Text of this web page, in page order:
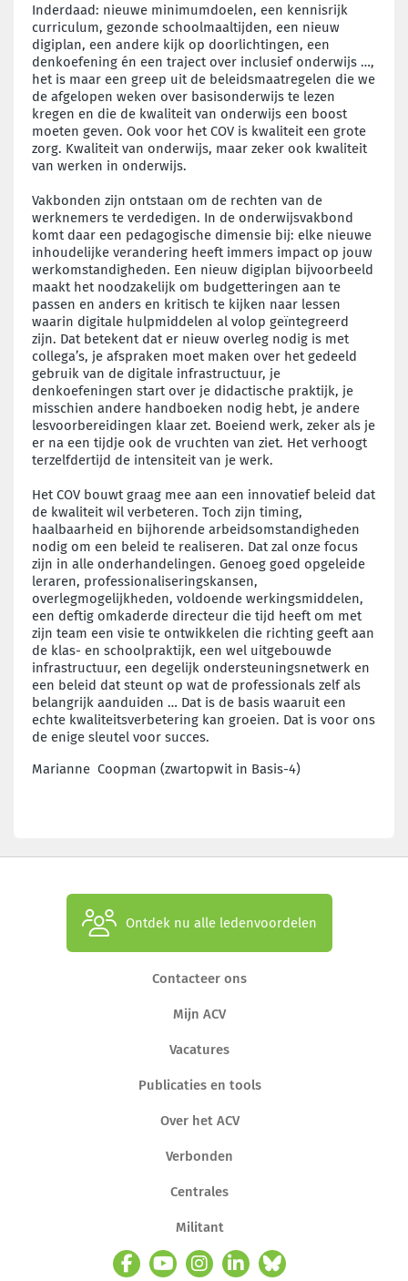
Inderdaad: nieuwe minimumdoelen, een kennisrijk
curriculum, gezonde schoolmaaltijden, een nieuw
digiplan, een andere kijk op doorlichtingen, een
denkoefening én een traject over inclusief onderwijs …,
het is maar een greep uit de beleidsmaatregelen die we
de afgelopen weken over basisonderwijs te lezen
kregen en die de kwaliteit van onderwijs een boost
moeten geven. Ook voor het COV is kwaliteit een grote
zorg. Kwaliteit van onderwijs, maar zeker ook kwaliteit
van werken in onderwijs.
Vakbonden zijn ontstaan om de rechten van de
werknemers te verdedigen. In de onderwijsvakbond
komt daar een pedagogische dimensie bij: elke nieuwe
inhoudelijke verandering heeft immers impact op jouw
werkomstandigheden. Een nieuw digiplan bijvoorbeeld
maakt het noodzakelijk om budgetteringen aan te
passen en anders en kritisch te kijken naar lessen
waarin digitale hulpmiddelen al volop geïntegreerd
zijn. Dat betekent dat er nieuw overleg nodig is met
collega’s, je afspraken moet maken over het gedeeld
gebruik van de digitale infrastructuur, je
denkoefeningen start over je didactische praktijk, je
misschien andere handboeken nodig hebt, je andere
lesvoorbereidingen klaar zet. Boeiend werk, zeker als je
er na een tijdje ook de vruchten van ziet. Het verhoogt
terzelfdertijd de intensiteit van je werk.
Het COV bouwt graag mee aan een innovatief beleid dat
de kwaliteit wil verbeteren. Toch zijn timing,
haalbaarheid en bijhorende arbeidsomstandigheden
nodig om een beleid te realiseren. Dat zal onze focus
zijn in alle onderhandelingen. Genoeg goed opgeleide
leraren, professionaliseringskansen,
overlegmogelijkheden, voldoende werkingsmiddelen,
een deftig omkaderde directeur die tijd heeft om met
zijn team een visie te ontwikkelen die richting geeft aan
de klas- en schoolpraktijk, een wel uitgebouwde
infrastructuur, een degelijk ondersteuningsnetwerk en
een beleid dat steunt op wat de professionals zelf als
belangrijk aanduiden … Dat is de basis waaruit een
echte kwaliteitsverbetering kan groeien. Dat is voor ons
de enige sleutel voor succes.
Marianne Coopman (zwartopwit in Basis-4)
Ontdek nu alle ledenvoordelen
Contacteer ons
Mijn ACV
Vacatures
Publicaties en tools
Over het ACV
Verbonden
Centrales
Militant